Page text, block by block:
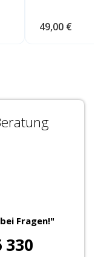
49,00 €
Fragen!"
330